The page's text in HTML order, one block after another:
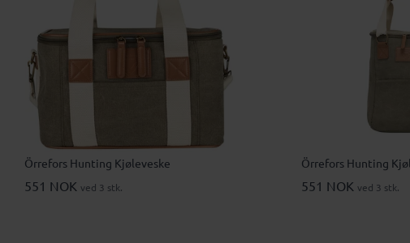
Örrefors Hunting Kjøleveske
551 NOK ved 3 stk.
Örrefors Hunting
551 NOK ved 3 stk.